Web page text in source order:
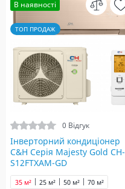
В наявності
ТОП ПРОДАЖ
0 Відгук
Інверторний кондиціонер
C&H Серія Majesty Gold CH-
S12FTXAM-GD
25 м²
35 м² 50 м² 70 м²